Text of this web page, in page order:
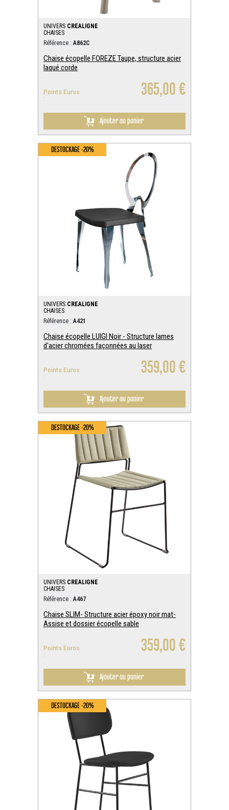
UNIVERS CREALIGNE
CHAISES
Référence :A862C
Chaise écopelle FOREZE Taupe, structure acier
laqué corde
Points Euros
:
365,00 €
Ajouter au panier
DESTOCKAGE -20%
UNIVERS CREALIGNE
CHAISES
Référence :A421
Chaise écopelle LUIGI Noir - Structure lames
d'acier chromées façonnées au laser
Points Euros
:
359,00 €
Ajouter au panier
DESTOCKAGE -20%
UNIVERS CREALIGNE
CHAISES
Référence :A467
Chaise SLIM- Structure acier époxy noir mat-
Assise et dossier écopelle sable
Points Euros
:
359,00 €
Ajouter au panier
DESTOCKAGE -20%